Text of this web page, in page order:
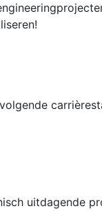
uitdagende